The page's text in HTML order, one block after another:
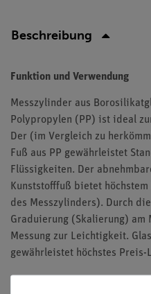
Beschreibung
Funktion und Verwendung
Messzylinder aus
Polypropylen (PP) ist ideal
Der (im Vergleich zu
Fuß aus PP gewährleistet
Flüssigkeiten. Der
Kunststofffuß bietet
des Messzylinders). Durch
Graduierung (Skalierung)
Messung zur Leichtigkeit.
gewährleistet höchstes